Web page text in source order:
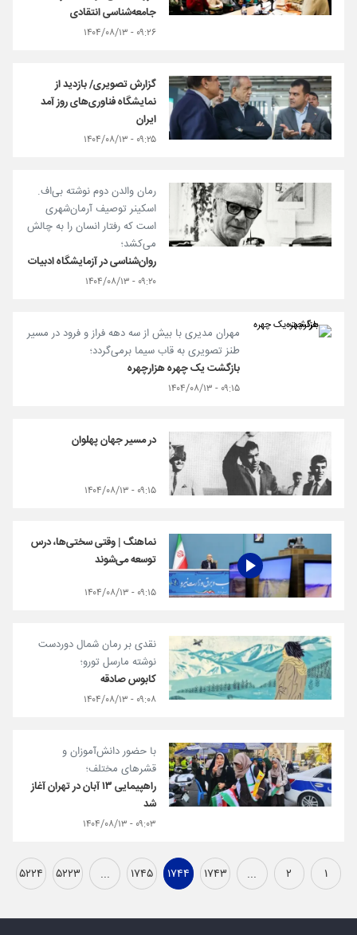
جامعه‌شناسی انتقادی
۰۹:۲۶ - ۱۴۰۴/۰۸/۱۳
گزارش تصویری/ بازدید از
نمایشگاه فناوری‌های روز آمد
ایران
۰۹:۲۵ - ۱۴۰۴/۰۸/۱۳
رمان والدن دوم نوشته بی‌اف.
اسکینر توصیف آرمان‌شهری
است که رفتار انسان را به چالش
می‌کشد؛
روان‌شناسی در آزمایشگاه ادبیات
۰۹:۲۰ - ۱۴۰۴/۰۸/۱۳
مهران مدیری با بیش از سه دهه فراز و فرود در مسیر
طنز تصویری به قاب سیما برمی‌گردد؛
بازگشت یک چهره هزارچهره
۰۹:۱۵ - ۱۴۰۴/۰۸/۱۳
در مسیر جهان پهلوان
۰۹:۱۵ - ۱۴۰۴/۰۸/۱۳
نماهنگ | وقتی سختی‌ها، درس
توسعه می‌شوند
۰۹:۱۵ - ۱۴۰۴/۰۸/۱۳
نقدی بر رمان شمال دوردست
نوشته مارسل تورو؛
کابوس صادقه
۰۹:۰۸ - ۱۴۰۴/۰۸/۱۳
با حضور دانش‌آموزان و
قشرهای مختلف؛
راهپیمایی ۱۳ آبان در تهران آغاز
شد
۰۹:۰۳ - ۱۴۰۴/۰۸/۱۳
۱ ۲ ... ۱۷۴۳ ۱۷۴۴ ۱۷۴۵ ... ۵۲۲۳ ۵۲۲۴